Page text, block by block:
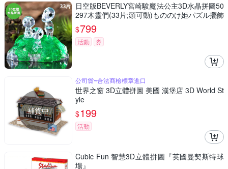
日空版BEVERLY宮崎駿魔法公主3D水晶拼圖50
297木靈們(33片;頭可動)もののけ姫パズル擺飾
吉卜力puzzle模型公仔
$799
活動 券
補貨中
公司貨~合法商檢標章進口
世界之窗 3D立體拼圖 美國 漢堡店 3D World St
yle
$199
活動
Cubic Fun 智慧3D立體拼圖『英國曼契斯特球
場』